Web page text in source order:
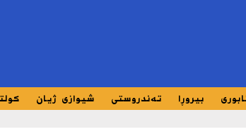
بیروڕا تەندروستی شیوازی ژیان